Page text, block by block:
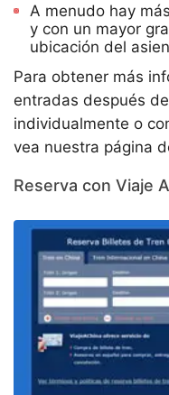
A menudo hay
y con un mayor
ubicación del
Para obtener más
entradas después
individualmente o
vea nuestra página
Reserva con Viaje